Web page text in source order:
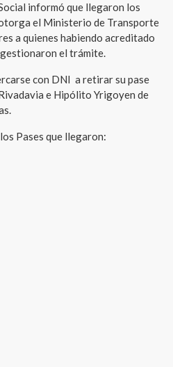
informó que llegaron los
el Ministerio de Transporte
a quienes habiendo acreditado
el trámite.
con DNI a retirar su pase
e Hipólito Yrigoyen de
Pases que llegaron: